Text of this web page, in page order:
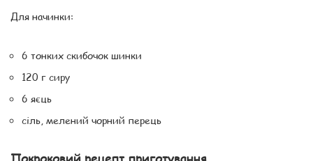
Для начинки:
6 тонких скибочок шинки
120 г сиру
6 яєць
сіль, мелений чорний перець